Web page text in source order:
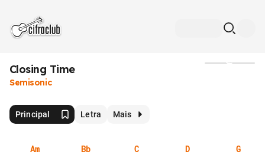
Closing Time
Semisonic
Principal Letra Mais
Am Bb C D G